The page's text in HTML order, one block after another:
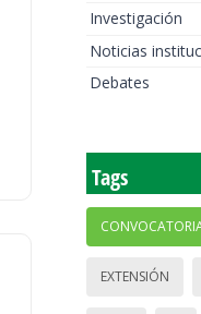
Investigación
Noticias
Debates
Tags
EXTENSIÓN